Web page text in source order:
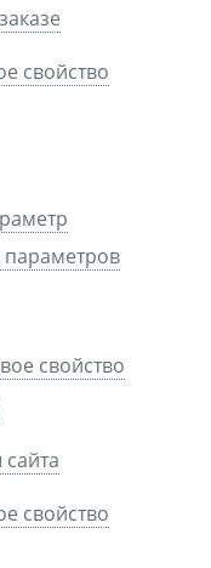
свойство
свойство
свойство